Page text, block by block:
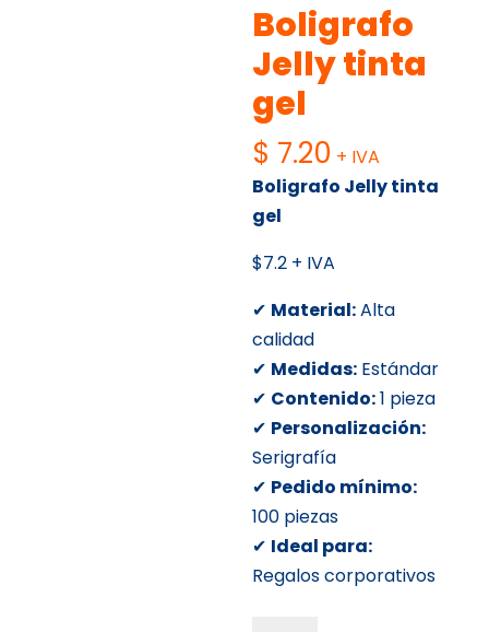
Boligrafo
Jelly tinta
gel
$ 7.20 + IVA
Boligrafo Jelly tinta
gel
$7.2 + IVA
✔ Material:Alta
calidad
✔ Medidas: Estándar
✔ Contenido:1 pieza
✔ Personalización:
Serigrafía
✔ Pedido mínimo:
100 piezas
✔ Ideal para:
Regalos corporativos